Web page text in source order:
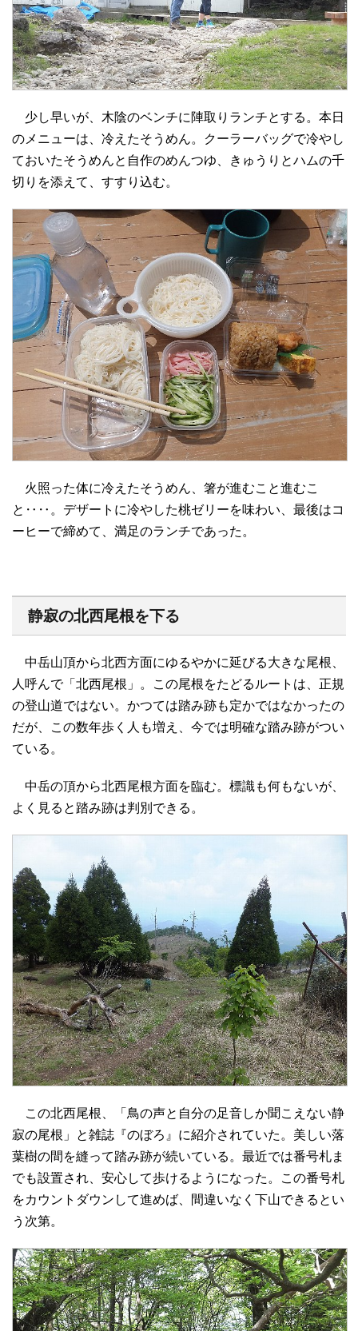
少し早いが、木陰のベンチに陣取りランチとする。本日
のメニューは、冷えたそうめん。クーラーバッグで冷やし
ておいたそうめんと自作のめんつゆ、きゅうりとハムの千
切りを添えて、すすり込む。
火照った体に冷えたそうめん、箸が進むこと進むこ
と‥‥。デザートに冷やした桃ゼリーを味わい、最後はコ
ーヒーで締めて、満足のランチであった。
静寂の北西尾根を下る
中岳山頂から北西方面にゆるやかに延びる大きな尾根、
人呼んで「北西尾根」。この尾根をたどるルートは、正規
の登山道ではない。かつては踏み跡も定かではなかったの
だが、この数年歩く人も増え、今では明確な踏み跡がつい
ている。
中岳の頂から北西尾根方面を臨む。標識も何もないが、
よく見ると踏み跡は判別できる。
この北西尾根、「鳥の声と自分の足音しか聞こえない静
寂の尾根」と雑誌『のぼろ』に紹介されていた。美しい落
葉樹の間を縫って踏み跡が続いている。最近では番号札ま
でも設置され、安心して歩けるようになった。この番号札
をカウントダウンして進めば、間違いなく下山できるとい
う次第。